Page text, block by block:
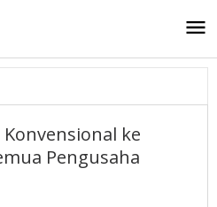
ke
Pengusaha